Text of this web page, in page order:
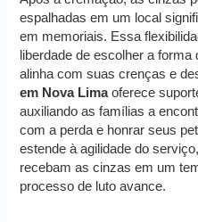
espalhadas em um local
em memoriais. Essa
liberdade de escolher a
alinha com suas crenças e
em Nova Limaoferece
auxiliando as famílias a
com a perda e honrar seus
estende à agilidade do
recebam as cinzas em um
processo de luto avance.